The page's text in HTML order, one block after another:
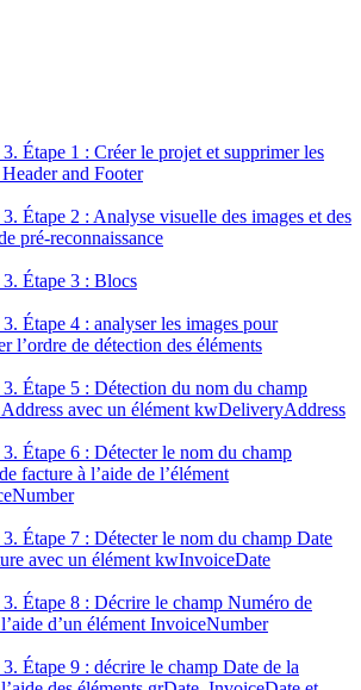
Étape 1 : Créer le projet et supprimer les
and Footer
Étape 2 : Analyse visuelle des images et des
pré-reconnaissance
Étape 3 : Blocs
Étape 4 : analyser les images pour
l’ordre de détection des éléments
Étape 5 : Détection du nom du champ
avec un élément kwDeliveryAddress
Étape 6 : Détecter le nom du champ
facture à l’aide de l’élément
Étape 7 : Détecter le nom du champ Date
avec un élément kwInvoiceDate
Étape 8 : Décrire le champ Numéro de
d’un élément InvoiceNumber
Étape 9 : décrire le champ Date de la